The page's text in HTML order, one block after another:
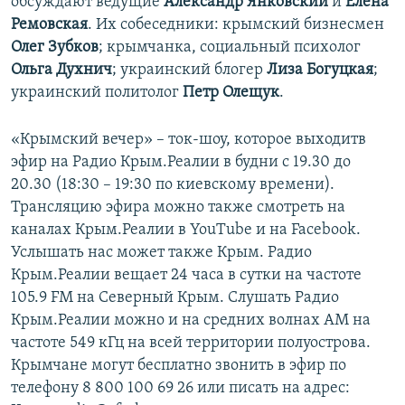
Ремовская. Их собеседники: крымский бизнесмен
Олег Зубков; крымчанка, социальный психолог
Ольга Духнич; украинский блогер Лиза Богуцкая;
украинский политолог Петр Олещук.
«Крымский вечер» – ток-шоу, которое выходитв
эфир на Радио Крым.Реалии в будни с 19.30 до
20.30 (18:30 – 19:30 по киевскому времени).
Трансляцию эфира можно также смотреть на
каналах Крым.Реалии в YouTube и на Facebook.
Услышать нас может также Крым. Радио
Крым.Реалии вещает 24 часа в сутки на частоте
105.9 FM на Северный Крым. Слушать Радио
Крым.Реалии можно и на средних волнах АМ на
частоте 549 кГц на всей территории полуострова.
Крымчане могут бесплатно звонить в эфир по
телефону 8 800 100 69 26 или писать на адрес: